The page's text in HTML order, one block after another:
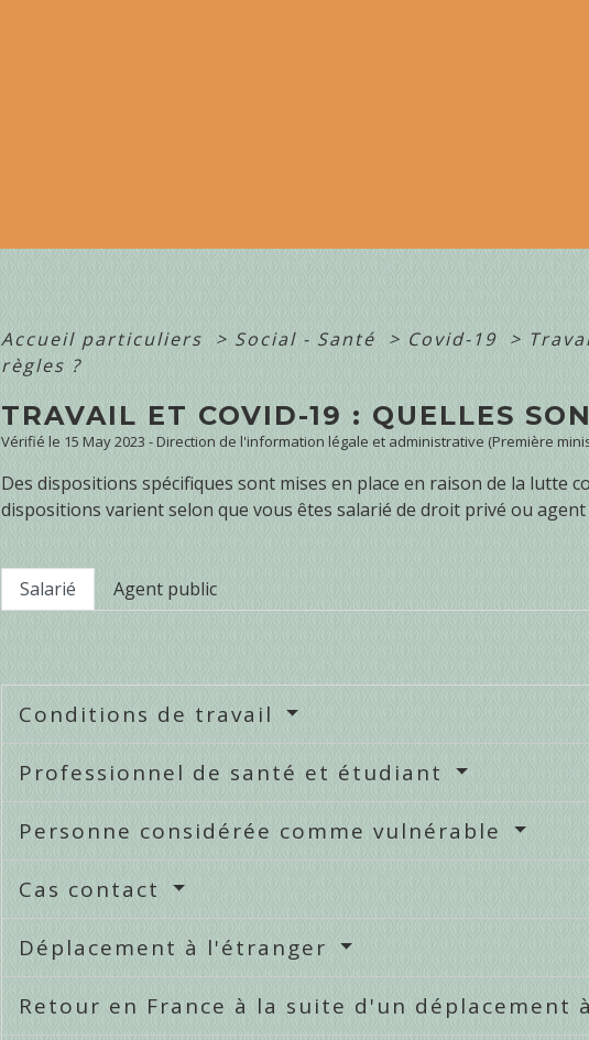
Accueil particuliers > Social - Santé > Covid-19 >
règles ?
TRAVAIL ET COVID-19 : QUELLES
Vérifié le 15 May 2023 - Direction de l'information légale et administrative (Première
Des dispositions spécifiques sont mises en place en raison de la lutte
dispositions varient selon que vous êtes salarié de droit privé ou agent
Salarié Agent public
Conditions de travail
Professionnel de santé et étudiant
Personne considérée comme vulnérable
Cas contact
Déplacement à l'étranger
Retour en France à la suite d'un déplacement